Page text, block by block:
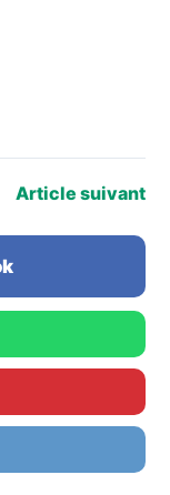
Article suivant